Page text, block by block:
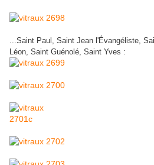
...Saint Paul, Saint Jean l'Évangéliste,
Léon, Saint Guénolé, Saint Yves :